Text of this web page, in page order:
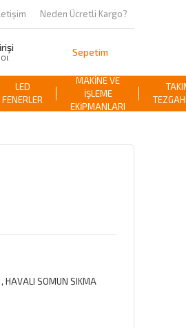
Neden Ücretli Kargo?
Ol Sepetim
LED
FENERLER
MAKİNE VE
İŞLEME
EKİPMANLARI
, HAVALI SOMUN SIKMA